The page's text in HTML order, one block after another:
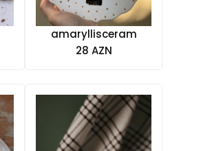
amaryllisceram
28 AZN